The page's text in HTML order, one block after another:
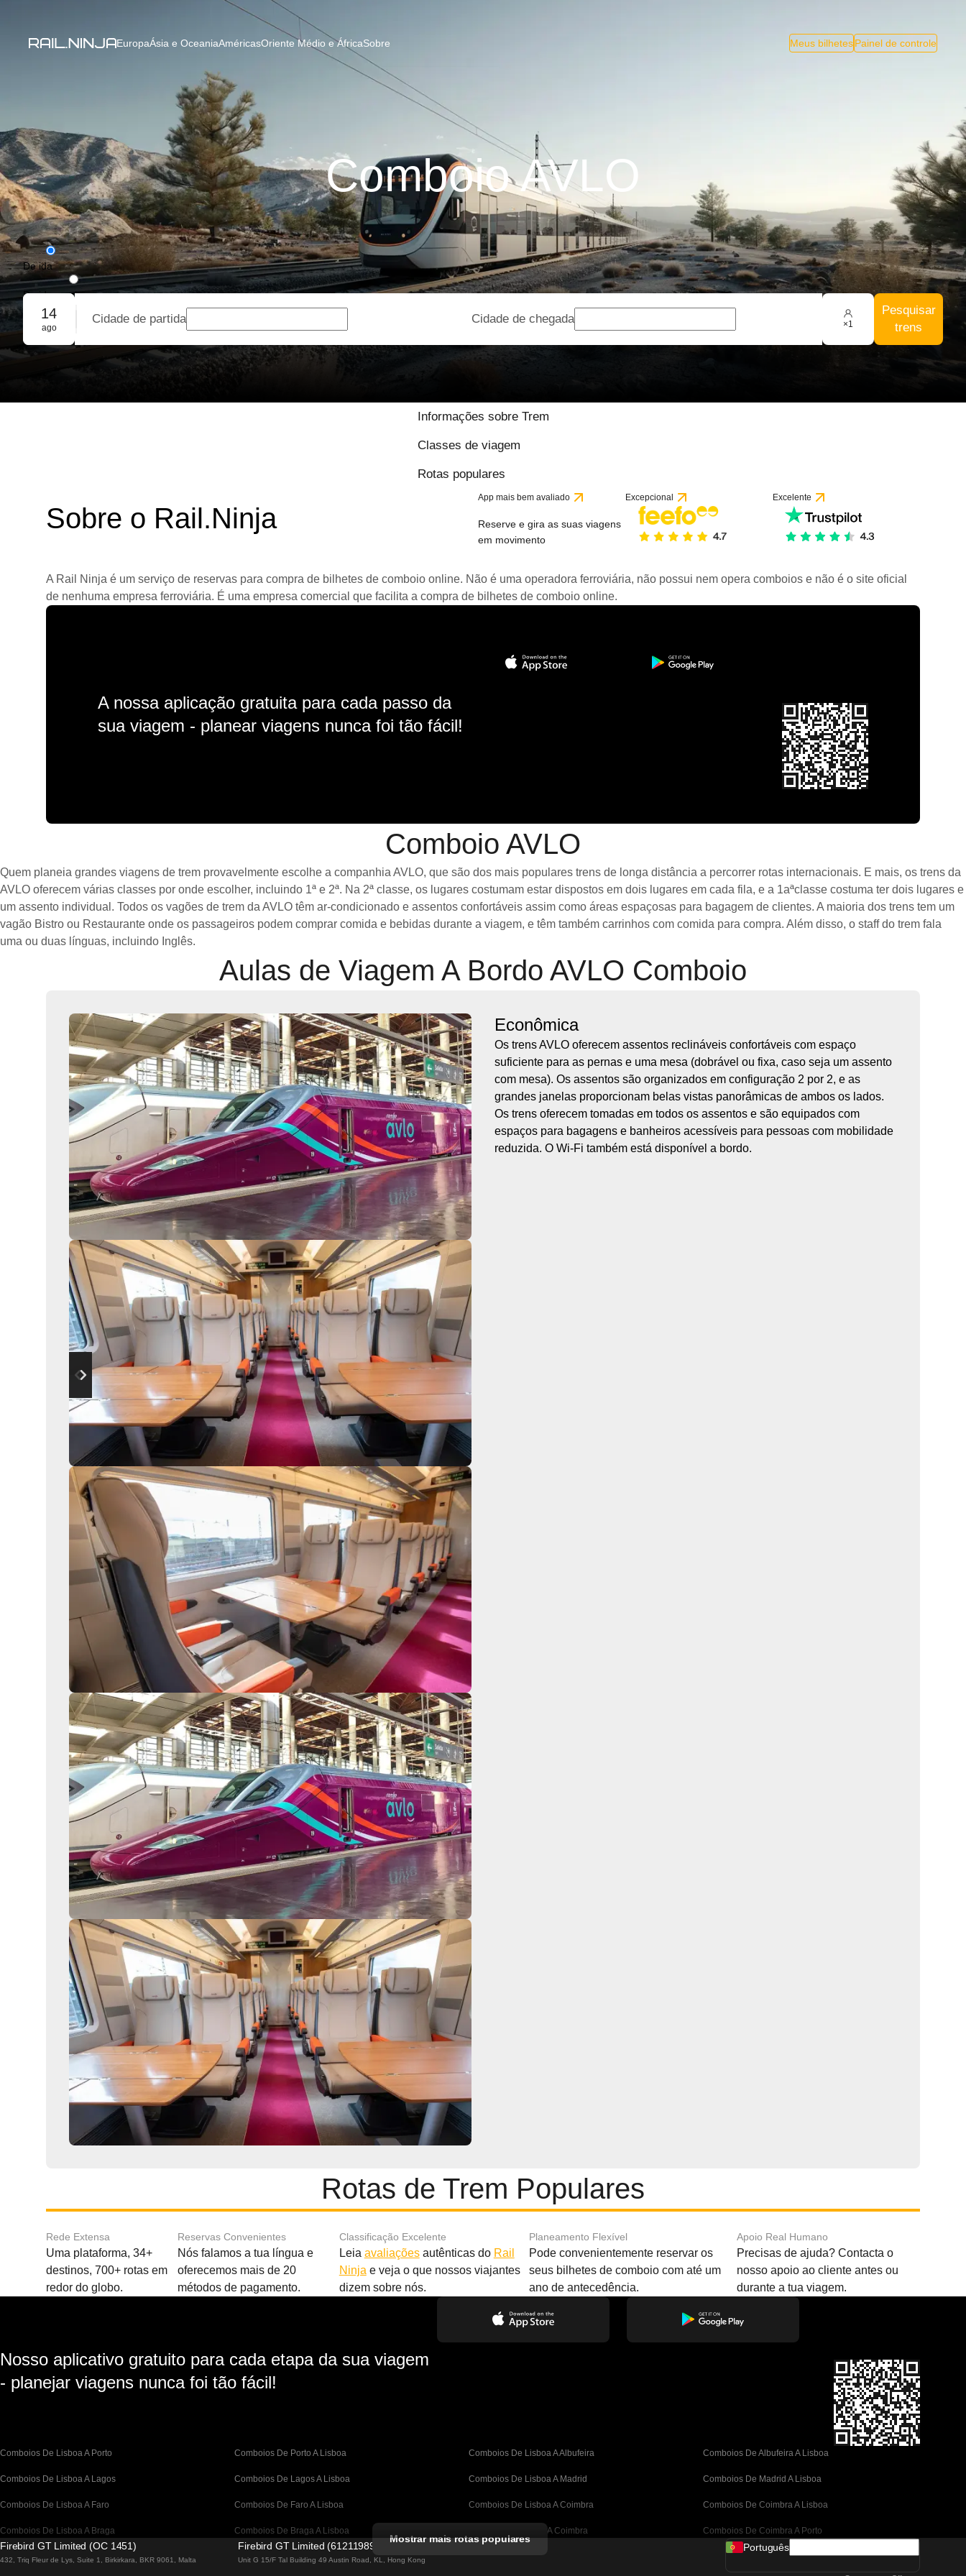
EuropaÁsia e OceaniaAméricasOriente Médio e ÁfricaSobre Meus bilhetesPainel de controle
Comboio AVLO
De ida
De ida e volta
Reserva em grupo
14
ago
Cidade de partida Cidade de chegada ×1
Pesquisar
trens
Informações sobre Trem
Classes de viagem
Rotas populares
Sobre o Rail.Ninja
App mais bem avaliado
Reserve e gira as suas viagens
em movimento
Excepcional Excelente
A Rail Ninja é um serviço de reservas para compra de bilhetes de comboio online. Não é uma operadora ferroviária, não possui nem opera comboios e não é o site oficial
de nenhuma empresa ferroviária. É uma empresa comercial que facilita a compra de bilhetes de comboio online.
A nossa aplicação gratuita para cada passo da
sua viagem - planear viagens nunca foi tão fácil!
Comboio AVLO
Quem planeia grandes viagens de trem provavelmente escolhe a companhia AVLO, que são dos mais populares trens de longa distância a percorrer rotas internacionais. E mais, os trens da
AVLO oferecem várias classes por onde escolher, incluindo 1ª e 2ª. Na 2ª classe, os lugares costumam estar dispostos em dois lugares em cada fila, e a 1aªclasse costuma ter dois lugares e
um assento individual. Todos os vagões de trem da AVLO têm ar-condicionado e assentos confortáveis assim como áreas espaçosas para bagagem de clientes. A maioria dos trens tem um
vagão Bistro ou Restaurante onde os passageiros podem comprar comida e bebidas durante a viagem, e têm também carrinhos com comida para compra. Além disso, o staff do trem fala
uma ou duas línguas, incluindo Inglês.
Aulas de Viagem A Bordo AVLO Comboio
Econômica
Os trens AVLO oferecem assentos reclináveis confortáveis com espaço
suficiente para as pernas e uma mesa (dobrável ou fixa, caso seja um assento
com mesa). Os assentos são organizados em configuração 2 por 2, e as
grandes janelas proporcionam belas vistas panorâmicas de ambos os lados.
Os trens oferecem tomadas em todos os assentos e são equipados com
espaços para bagagens e banheiros acessíveis para pessoas com mobilidade
reduzida. O Wi-Fi também está disponível a bordo.
Rotas de Trem Populares
Rede Extensa
Uma plataforma, 34+
destinos, 700+ rotas em
redor do globo.
Reservas Convenientes
Nós falamos a tua língua e
oferecemos mais de 20
métodos de pagamento.
Classificação Excelente
Leia avaliaçõesautênticas do Rail
Ninja e veja o que nossos viajantes
dizem sobre nós.
Planeamento Flexível
Pode convenientemente reservar os
seus bilhetes de comboio com até um
ano de antecedência.
Apoio Real Humano
Precisas de ajuda? Contacta o
nosso apoio ao cliente antes ou
durante a tua viagem.
Nosso aplicativo gratuito para cada etapa da sua viagem
- planejar viagens nunca foi tão fácil!
Comboios De Lisboa A Porto Comboios De Porto A Lisboa Comboios De Lisboa A Albufeira Comboios De Albufeira A Lisboa
Comboios De Lisboa A Lagos Comboios De Lagos A Lisboa Comboios De Lisboa A Madrid Comboios De Madrid A Lisboa
Comboios De Lisboa A Faro Comboios De Faro A Lisboa Comboios De Lisboa A Coimbra Comboios De Coimbra A Lisboa
Comboios De Lisboa A Braga Comboios De Braga A Lisboa Comboios De Porto A Coimbra Comboios De Coimbra A Porto
Comboios De Barcelona A Madrid Comboios De Madrid A Barcelona Comboios De Valência A Barcelona
Mostrar mais rotas populares
Firebird GT Limited (OC 1451)
432, Triq Fleur de Lys, Suite 1, Birkirkara, BKR 9061, Malta
Firebird GT Limited (61211989)
Unit G 15/F Tal Building 49 Austin Road, KL, Hong Kong
Português